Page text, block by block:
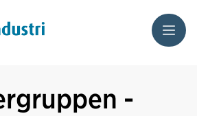
Meny
-